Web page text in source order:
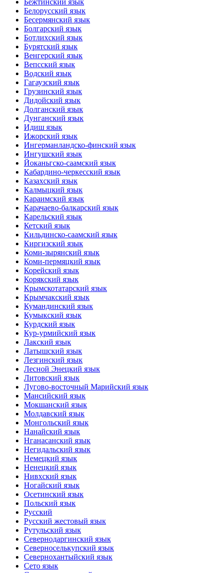
Бежтинский язык
Белорусский язык
Бесермянский язык
Болгарский язык
Ботлихский язык
Бурятский язык
Венгерский язык
Вепсский язык
Водский язык
Гагаузский язык
Грузинский язык
Дидойский язык
Долганский язык
Дунганский язык
Идиш язык
Ижорский язык
Ингерманландско-финский язык
Ингушский язык
Йоканьгско-саамский язык
Кабардино-черкесский язык
Казахский язык
Калмыцкий язык
Караимский язык
Карачаево-балкарский язык
Карельский язык
Кетский язык
Кильдинско-саамский язык
Киргизский язык
Коми-зырянский язык
Коми-пермяцкий язык
Корейский язык
Корякский язык
Крымскотатарский язык
Крымчакский язык
Кумандинский язык
Кумыкский язык
Курдский язык
Кур-урмийский язык
Лакский язык
Латышский язык
Лезгинский язык
Лесной Энецкий язык
Литовский язык
Лугово-восточный Марийский язык
Мансийский язык
Мокшанский язык
Молдавский язык
Монгольский язык
Нанайский язык
Нганасанский язык
Негидальский язык
Немецкий язык
Ненецкий язык
Нивхский язык
Ногайский язык
Осетинский язык
Польский язык
Русский
Русский жестовый язык
Рутульский язык
Севернодаргинский язык
Северноселькупский язык
Севернохантыйский язык
Сето язык